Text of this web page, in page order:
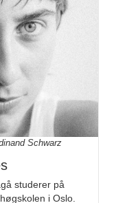
Schwarz
studerer på
i Oslo.